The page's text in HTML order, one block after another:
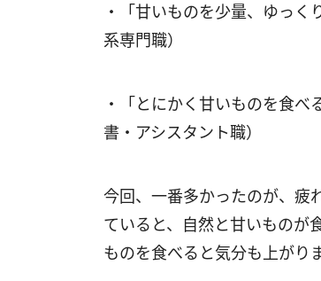
・「甘いものを少量、ゆっ
系専門職）
・「とにかく甘いものを食
書・アシスタント職）
今回、一番多かったのが、疲
ていると、自然と甘いものが
ものを食べると気分も上がり